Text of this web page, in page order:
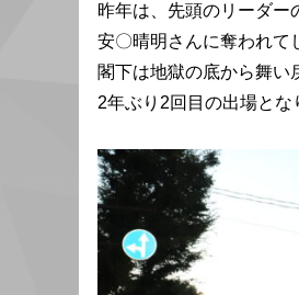
昨年は、先頭のリーダー
安〇晴明さんに奪われて
閣下は地獄の底から舞い
2年ぶり2回目の出場とな